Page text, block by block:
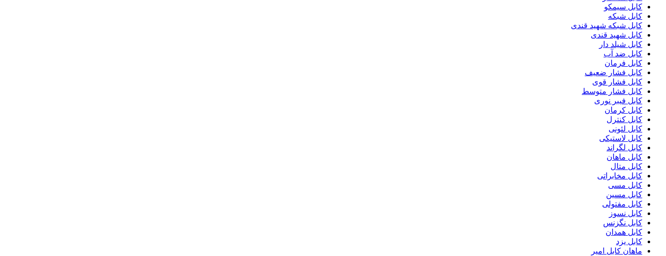
کابل سیمکو
کابل شبکه
کابل شبکه شهید قندی
کابل شهید قندی
کابل شیلد دار
کابل ضد آب
کابل فرمان
کابل فشار ضعیف
کابل فشار قوی
کابل فشار متوسط
کابل فیبر نوری
کابل کرمان
کابل کنترل
کابل لئونی
کابل لاستیکی
کابل لگراند
کابل ماهان
کابل متال
کابل مخابراتی
کابل مسی
کابل مسین
کابل مفتولی
کابل نسوز
کابل نگزنس
کابل همدان
کابل یزد
ماهان کابل امیر